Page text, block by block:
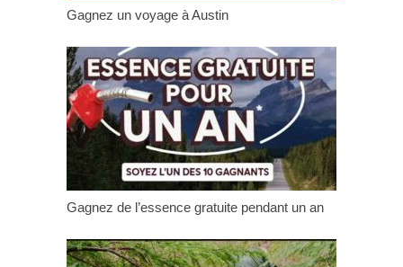
Gagnez un voyage à Austin
Gagnez de l’essence gratuite pendant un an